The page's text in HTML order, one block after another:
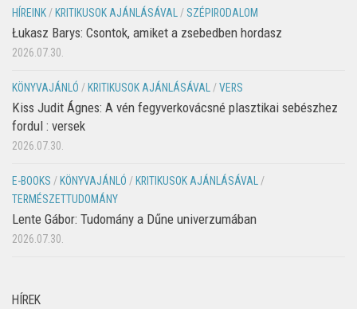
HÍREINK/ KRITIKUSOK AJÁNLÁSÁVAL/ SZÉPIRODALOM
Łukasz Barys: Csontok, amiket a zsebedben hordasz
2026.07.30.
KÖNYVAJÁNLÓ / KRITIKUSOK AJÁNLÁSÁVAL/VERS
Kiss Judit Ágnes: A vén fegyverkovácsné plasztikai sebészhez
fordul : versek
2026.07.30.
E-BOOKS / KÖNYVAJÁNLÓ / KRITIKUSOK AJÁNLÁSÁVAL/
TERMÉSZETTUDOMÁNY
Lente Gábor: Tudomány a Dűne univerzumában
2026.07.30.
HÍREK